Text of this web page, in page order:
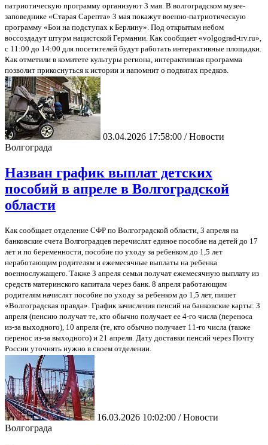
патриотическую программу организуют 3 мая. В волгоградском музее-
заповеднике «Старая Сарепта» 3 мая покажут военно-патриотическую
программу «Бои на подступах к Берлину». Под открытым небом
воссоздадут штурм нацистской Германии. Как сообщает «volgograd-trv.ru»,
с 11:00 до 14:00 для посетителей будут работать интерактивные площадки.
Как отметили в комитете культуры региона, интерактивная программа
позволит прикоснуться к истории и напомнит о подвигах предков.
03.04.2026 17:58:00 / Новости
Волгограда
Назван график выплат детских
пособий в апреле в Волгоградской
области
Как сообщает отделение СФР по Волгоградской области, 3 апреля на
банковские счета Волгоградцев перечислят единое пособие на детей до 17
лет и по беременности, пособие по уходу за ребенком до 1,5 лет
неработающим родителям и ежемесячные выплаты на ребенка
военнослужащего. Также 3 апреля семьи получат ежемесячную выплату из
средств материнского капитала через банк. 8 апреля работающим
родителям начислят пособие по уходу за ребенком до 1,5 лет, пишет
«Волгоградская правда». График зачисления пенсий на банковские карты: 3
апреля (пенсию получат те, кто обычно получает ее 4-го числа (переноса
из-за выходного), 10 апреля (те, кто обычно получает 11-го числа (также
перенос из-за выходного) и 21 апреля. Дату доставки пенсий через Почту
России уточнять нужно в своем отделении.
16.03.2026 10:02:00 / Новости
Волгограда